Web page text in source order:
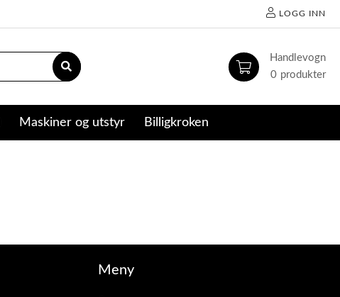
LOGG INN
0
Maskiner og utstyr Billigkroken
Meny